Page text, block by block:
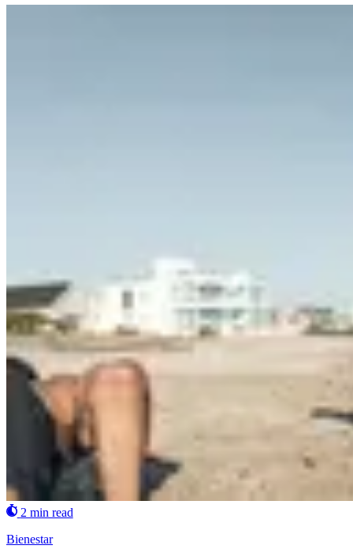
2 min read
Bienestar